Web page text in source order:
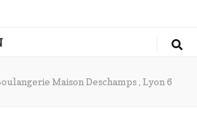
Maison Deschamps , Lyon 6